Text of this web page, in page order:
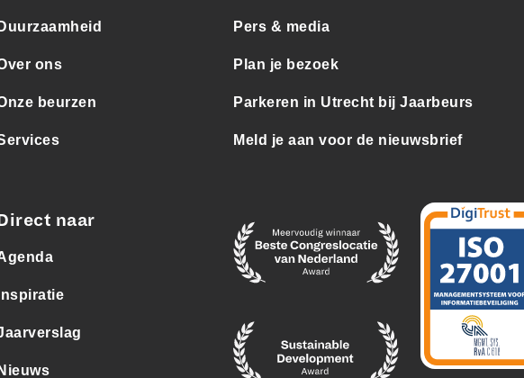
ons
beurzen
naar
Pers & media
Plan je bezoek
Parkeren in Utrecht bij Jaarbeurs
Meld je aan voor de nieuwsbrief